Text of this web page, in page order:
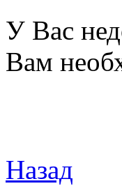
У Вас
Вам
Назад